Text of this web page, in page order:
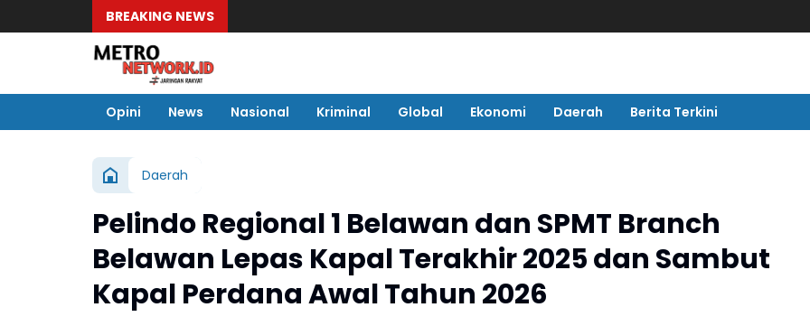
BREAKING NEWS
Opini News Nasional Kriminal Global Ekonomi Daerah Berita Terkini
Daerah
Pelindo Regional 1 Belawan dan SPMT Branch
Belawan Lepas Kapal Terakhir 2025 dan Sambut
Kapal Perdana Awal Tahun 2026